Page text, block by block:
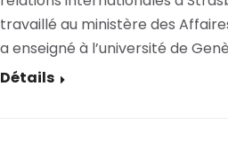
travaillé au ministère des
a enseigné à l’université de
Détails